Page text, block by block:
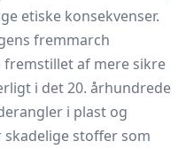
etiske konsekvenser.
fremmarch
af mere sikre
i det 20. århundrede
i plast og
stoffer som